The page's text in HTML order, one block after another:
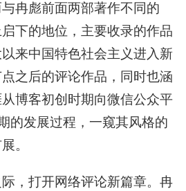
冉彪前面两部著作不同的
下的地位，主要收录的作品
来中国特色社会主义进入新
之后的评论作品，同时也涵
博客初创时期向微信公众平
的发展过程，一窥其风格的
。
，打开网络评论新篇章。冉